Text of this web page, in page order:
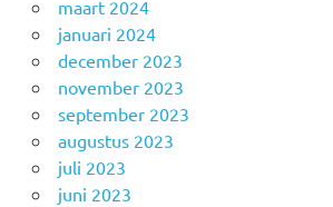
maart 2024
januari 2024
december 2023
november 2023
september 2023
augustus 2023
juli 2023
juni 2023